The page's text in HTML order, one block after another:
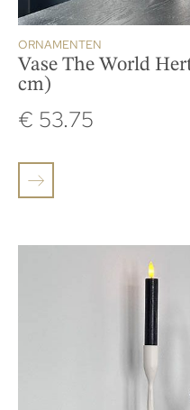
ORNAMENTEN
Vase The World
cm)
€ 53.75